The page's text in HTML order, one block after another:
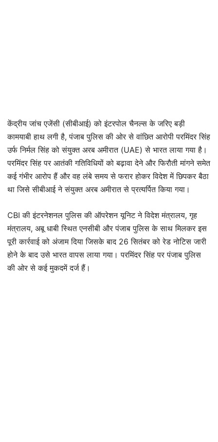
केंद्रीय जांच एजेंसी (सीबीआई) को इंटरपोल चैनल्स के जरिए बड़ी
कामयाबी हाथ लगी है, पंजाब पुलिस की ओर से वांछित आरोपी परमिंदर सिंह
उर्फ निर्मल सिंह को संयुक्त अरब अमीरात (UAE) से भारत लाया गया है।
परमिंदर सिंह पर आतंकी गतिविधियों को बढ़ावा देने और फिरौती मांगने समेत
कई गंभीर आरोप हैं और वह लंबे समय से फरार होकर विदेश में छिपकर बैठा
था जिसे सीबीआई ने संयुक्त अरब अमीरात से प्रत्यर्पित किया गया।
CBI की इंटरनेशनल पुलिस की ऑपरेशन यूनिट ने विदेश मंत्रालय, गृह
मंत्रालय, अबू धाबी स्थित एनसीबी और पंजाब पुलिस के साथ मिलकर इस
पूरी कार्रवाई को अंजाम दिया जिसके बाद 26 सितंबर को रेड नोटिस जारी
होने के बाद उसे भारत वापस लाया गया। परमिंदर सिंह पर पंजाब पुलिस
की ओर से कई मुकदमें दर्ज हैं।